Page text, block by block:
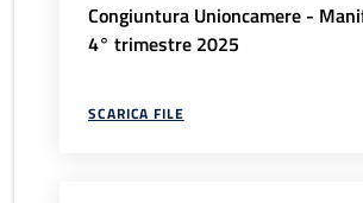
Congiuntura Unioncamere -
4° trimestre 2025
SCARICA FILE